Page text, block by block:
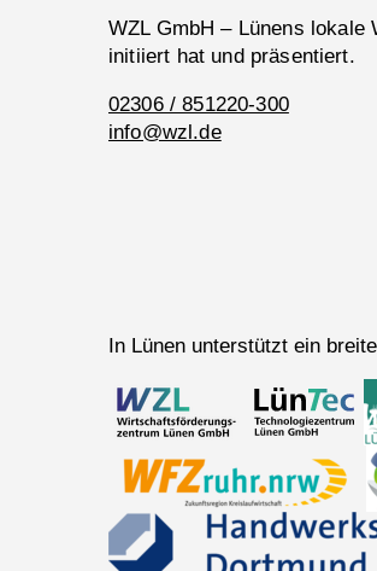
WZL GmbH – Lünens
initiiert hat und präsentiert.
02306 / 851220-300
info@wzl.de
In Lünen unterstützt ein